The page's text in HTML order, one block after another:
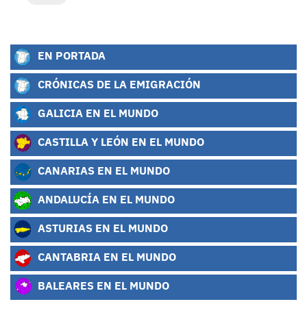
EN PORTADA
CRÓNICAS DE LA EMIGRACIÓN
GALICIA EN EL MUNDO
CASTILLA Y LEÓN EN EL MUNDO
CANARIAS EN EL MUNDO
ANDALUCÍA EN EL MUNDO
ASTURIAS EN EL MUNDO
CANTABRIA EN EL MUNDO
BALEARES EN EL MUNDO